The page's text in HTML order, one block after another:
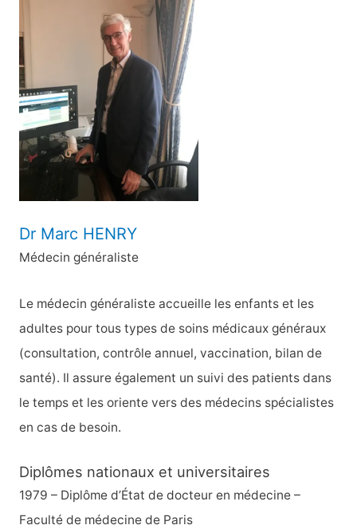
r
c
h
e
r
Dr Marc HENRY
Médecin généraliste
Le médecin généraliste accueille les enfants et les
adultes pour tous types de soins médicaux généraux
(consultation, contrôle annuel, vaccination, bilan de
santé). Il assure également un suivi des patients dans
le temps et les oriente vers des médecins spécialistes
en cas de besoin.
Diplômes nationaux et universitaires
1979 – Diplôme d’État de docteur en médecine –
Faculté de médecine de Paris